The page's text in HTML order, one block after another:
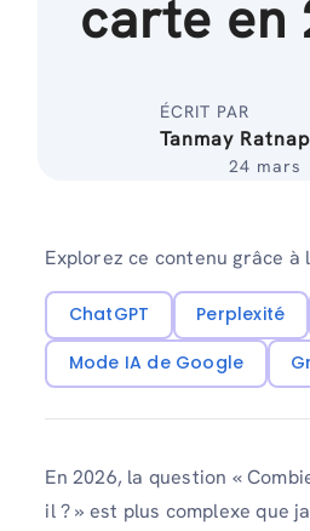
carte en
ÉCRIT PAR
Tanmay
24 mars
Explorez ce contenu grâce à
ChatGPT Perplexité
Mode IA de Google
En 2026, la question «
il ? » est plus complexe que